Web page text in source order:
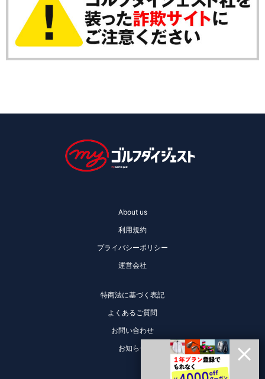
About us
利用規約
プライバシーポリシー
運営会社
特商法に基づく表記
よくあるご質問
お問い合わせ
お知らせ